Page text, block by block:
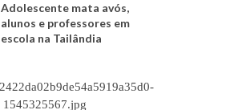
Adolescente mata avós,
alunos e professores em
escola na Tailândia